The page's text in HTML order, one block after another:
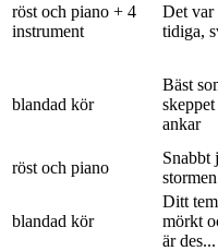
röst och piano + 4
instrument
Det var
tidiga,
blandad kör
Bäst
ankar
röst och piano
Snabbt
blandad kör
Ditt
mörkt
är des...